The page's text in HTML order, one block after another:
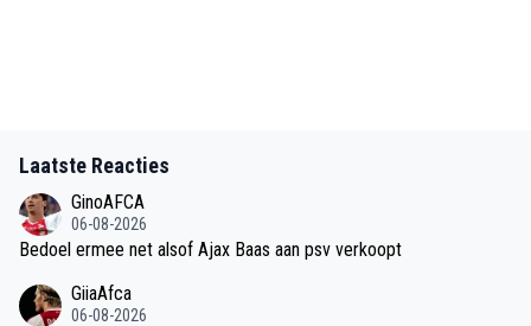
Laatste Reacties
GinoAFCA
06-08-2026
Bedoel ermee net alsof Ajax Baas aan psv verkoopt
GiiaAfca
06-08-2026